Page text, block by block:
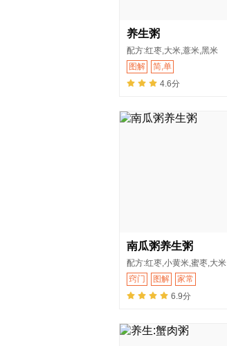
养生粥
配方:红枣,大米,薏米,黑米
图解
简,单
4.6分
南瓜粥养生粥
配方:红枣,小黄米,蜜枣,大米
窍门
图解
家常
6.9分